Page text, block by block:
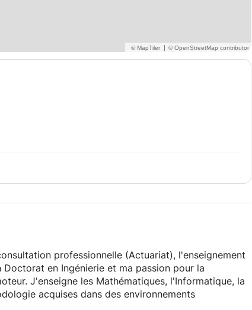
sans avoir besoin de caméra, grâce à un partage
est une compétence très recherchée dans les
et de l'intelligence artificielle.
les algorithmes sans se perdre dans des
leurs bases en conception et analyse
plus optimisé et efficace.
complexe n’est requise).
exemples concrets.
quel point les algorithmes peuvent être à la fois
de comprendre enfin la logique qui se cache
|
professionnelle (Actuariat), l'enseignement
en Ingénierie et ma passion pour la
J'enseigne les Mathématiques, l'Informatique, la
acquises dans des environnements